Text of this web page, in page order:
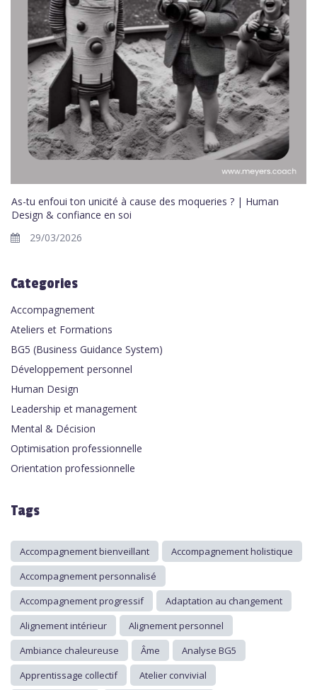
As-tu enfoui ton unicité à cause des moqueries ? | Human
Design & confiance en soi
29/03/2026
Categories
Accompagnement
Ateliers et Formations
BG5 (Business Guidance System)
Développement personnel
Human Design
Leadership et management
Mental & Décision
Optimisation professionnelle
Orientation professionnelle
Tags
Accompagnement bienveillant
Accompagnement holistique
Accompagnement personnalisé
Accompagnement progressif
Adaptation au changement
Alignement intérieur
Alignement personnel
Ambiance chaleureuse
Âme
Analyse BG5
Apprentissage collectif
Atelier convivial